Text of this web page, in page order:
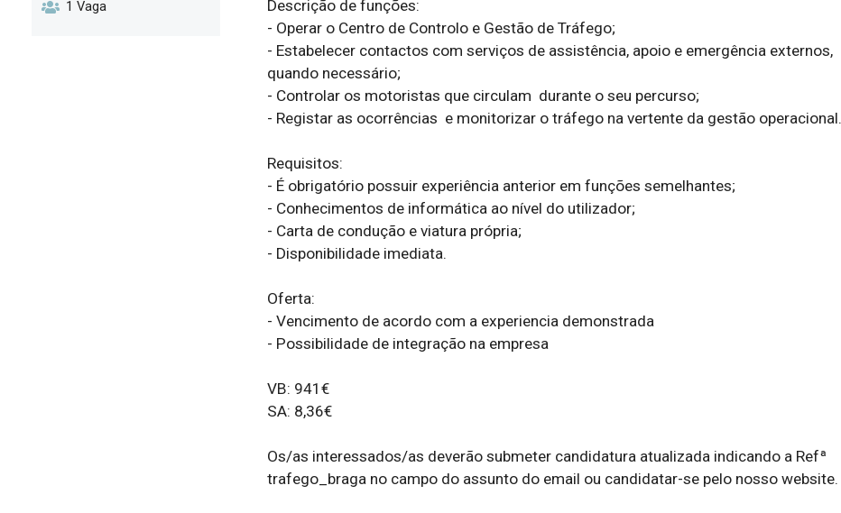
1 Vaga
Descrição de funções:
- Operar o Centro de Controlo e Gestão de Tráfego;
- Estabelecer contactos com serviços de assistência, apoio e emergência externos,
quando necessário;
- Controlar os motoristas que circulam  durante o seu percurso;
- Registar as ocorrências  e monitorizar o tráfego na vertente da gestão operacional.
Requisitos:
- É obrigatório possuir experiência anterior em funções semelhantes;
- Conhecimentos de informática ao nível do utilizador;
- Carta de condução e viatura própria;
- Disponibilidade imediata.
Oferta:
- Vencimento de acordo com a experiencia demonstrada
- Possibilidade de integração na empresa
VB: 941€
SA: 8,36€
Os/as interessados/as deverão submeter candidatura atualizada indicando a Refª
trafego_braga no campo do assunto do email ou candidatar-se pelo nosso website.